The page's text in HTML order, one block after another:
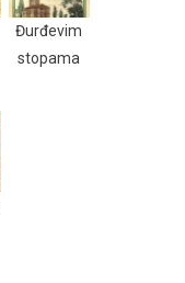
Đurđevim
stopama